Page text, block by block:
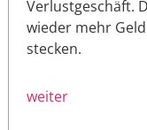
Verlustgeschäft.
wieder mehr
stecken.
weiter